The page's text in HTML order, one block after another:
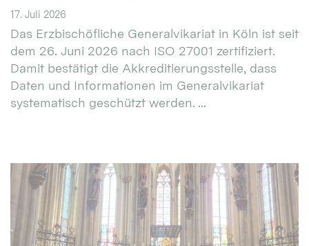
17. Juli 2026
Das Erzbischöfliche Generalvikariat in Köln ist seit
dem 26. Juni 2026 nach ISO 27001 zertifiziert.
Damit bestätigt die Akkreditierungsstelle, dass
Daten und Informationen im Generalvikariat
systematisch geschützt werden. ...